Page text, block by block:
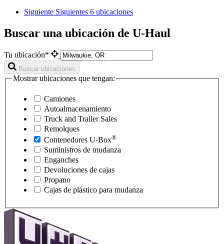
Siguiente Siguientes 6 ubicaciones
Buscar una ubicación de U-Haul
Tu ubicación*
Buscar ubicaciones
Mostrar ubicaciones que tengan:
Camiones
Autoalmacenamiento
Truck and Trailer Sales
Remolques
Contenedores U-Box®
Suministros de mudanza
Enganches
Devoluciones de cajas
Propano
Cajas de plástico para mudanza